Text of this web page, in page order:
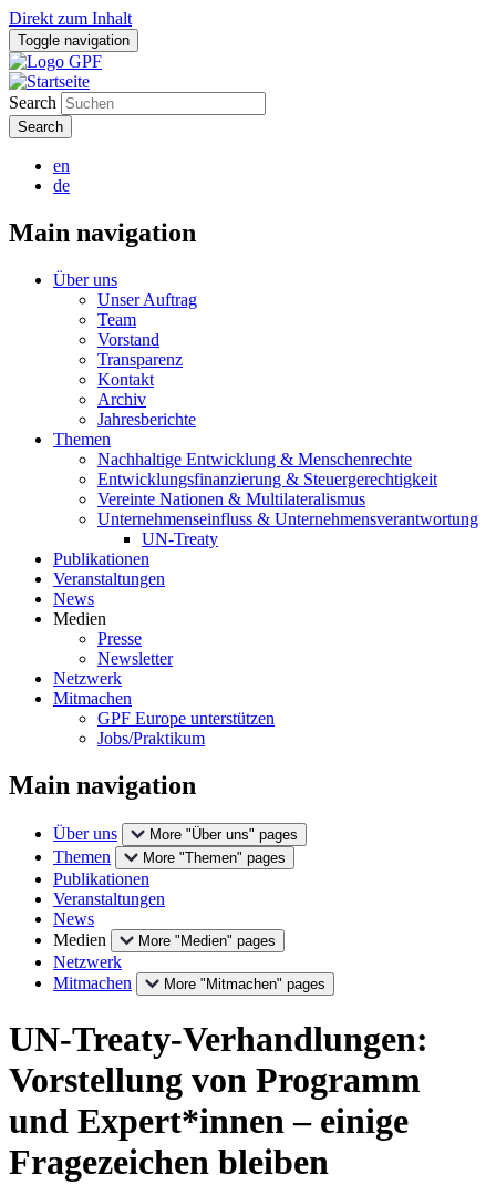
Direkt zum Inhalt
Toggle navigation
Search
en
de
Main navigation
Über uns
Unser Auftrag
Team
Vorstand
Transparenz
Kontakt
Archiv
Jahresberichte
Themen
Nachhaltige Entwicklung & Menschenrechte
Entwicklungsfinanzierung & Steuergerechtigkeit
Vereinte Nationen & Multilateralismus
Unternehmenseinfluss & Unternehmensverantwortung
UN-Treaty
Publikationen
Veranstaltungen
News
Medien
Presse
Newsletter
Netzwerk
Mitmachen
GPF Europe unterstützen
Jobs/Praktikum
Main navigation
Über uns More "Über uns" pages
Themen More "Themen" pages
Publikationen
Veranstaltungen
News
Medien
More "Medien" pages
Netzwerk
Mitmachen
More "Mitmachen" pages
UN-Treaty-Verhandlungen:
Vorstellung von Programm
und Expert*innen – einige
Fragezeichen bleiben